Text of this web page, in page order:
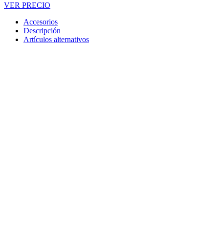
VER PRECIO
Accesorios
Descripción
Artículos alternativos